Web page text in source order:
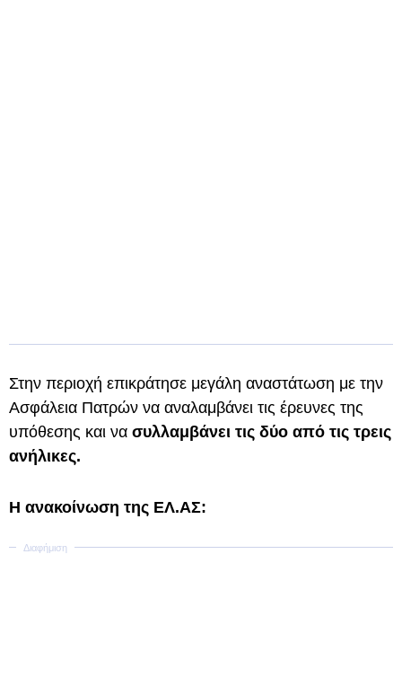
Στην περιοχή επικράτησε μεγάλη αναστάτωση με την
Ασφάλεια Πατρών να αναλαμβάνει τις έρευνες της
υπόθεσης και να συλλαμβάνει τις δύο από τις τρεις
ανήλικες.
Η ανακοίνωση της ΕΛ.ΑΣ: